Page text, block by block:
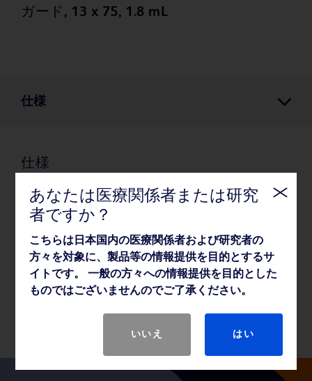
ガード, 13 x 75, 1.8 mL
仕様
仕様
梱包
薬事・その他情報
あなたは医療関係者または研究
者ですか？
こちらは日本国内の医療関係者および研究者の
方々を対象に、製品等の情報提供を目的とするサ
イトです。 一般の方々への情報提供を目的とした
ものではございませんのでご了承ください。
いいえ はい